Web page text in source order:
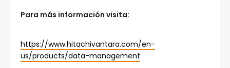
Para más información visita:
https://www.hitachivantara.com/en-
us/products/data-management